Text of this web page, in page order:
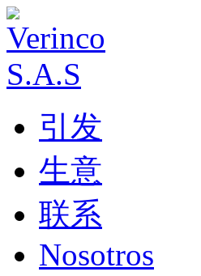
引发
生意
联系
Nosotros